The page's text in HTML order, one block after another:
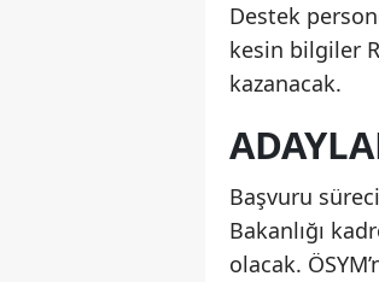
Destek
kesin bilgiler
kazanacak.
Başvuru
Bakanlığı
olacak.